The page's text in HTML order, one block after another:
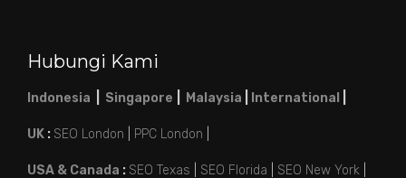
Hubungi Kami
Indonesia Singapore Malaysia International
UK : SEO London PPC London
USA & Canada : SEO Texas SEO Florida SEO New York